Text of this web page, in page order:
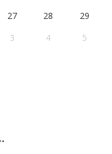
27 28
29
3 4 5